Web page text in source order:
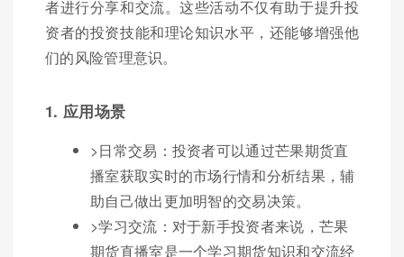
者进行分享和交流。这些活动不仅有助于提升投
资者的投资技能和理论知识水平，还能够增强他
们的风险管理意识。
1. 应用场景
>日常交易：投资者可以通过芒果期货直
播室获取实时的市场行情和分析结果，辅
助自己做出更加明智的交易决策。
>学习交流：对于新手投资者来说，芒果
期货直播室是一个学习期货知识和交流经